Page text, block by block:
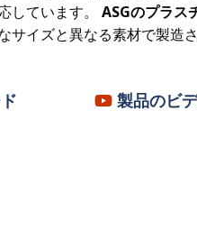
しています。 ASGのプラス
サイズと異なる素材で製造
製品のビ